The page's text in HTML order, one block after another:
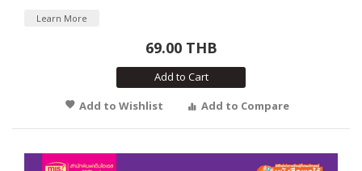
Learn More
69.00 THB
Add to Cart
Add to Wishlist
Add to Compare